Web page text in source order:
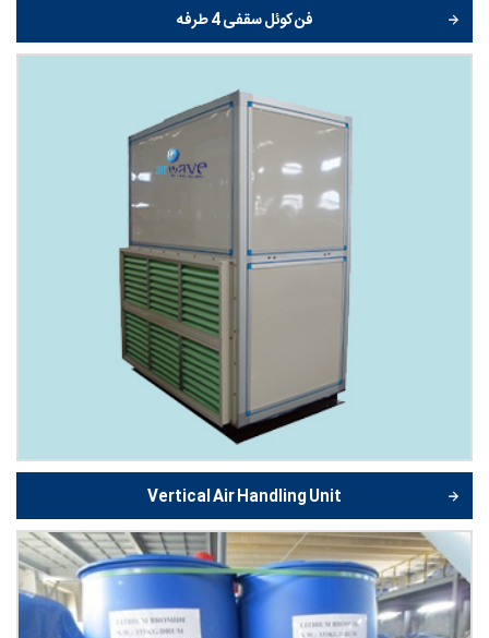
فن کوئل سقفی 4 طرفه
Vertical Air Handling Unit